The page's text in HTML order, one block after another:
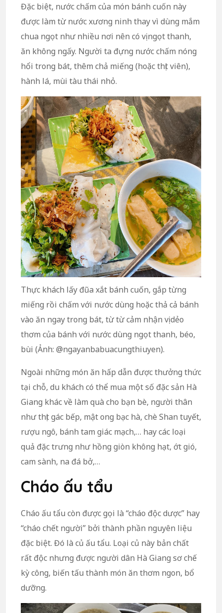
Đặc biệt, nước chấm của món bánh cuốn này
được làm từ nước xương ninh thay vì dùng mắm
chua ngọt như nhiều nơi nên có vị ngọt thanh,
ăn không ngấy. Người ta đựng nước chấm nóng
hổi trong bát, thêm chả miếng (hoặc thịt viên),
hành lá, mùi tàu thái nhỏ.
Thực khách lấy đũa xắt bánh cuốn, gắp từng
miếng rồi chấm với nước dùng hoặc thả cả bánh
vào ăn ngay trong bát, từ từ cảm nhận vị dẻo
thơm của bánh với nước dùng ngọt thanh, béo,
bùi (Ảnh: @ngayanbabuacungthiuyen).
Ngoài những món ăn hấp dẫn được thưởng thức
tại chỗ, du khách có thể mua một số đặc sản Hà
Giang khác về làm quà cho bạn bè, người thân
như thịt gác bếp, mật ong bạc hà, chè Shan tuyết,
rượu ngô, bánh tam giác mạch,… hay các loại
quả đặc trưng như hồng giòn không hạt, ớt gió,
cam sành, na đá bở,…
Cháo ấu tẩu
Cháo ấu tẩu còn được gọi là “cháo độc dược” hay
“cháo chết người” bởi thành phần nguyên liệu
đặc biệt. Đó là củ ấu tẩu. Loại củ này bản chất
rất độc nhưng được người dân Hà Giang sơ chế
kỳ công, biến tấu thành món ăn thơm ngon, bổ
dưỡng.